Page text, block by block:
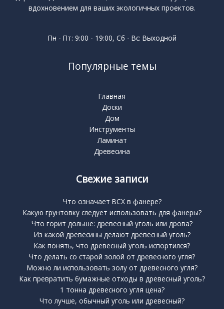
вдохновением для ваших экологичных проектов.
Пн - Пт: 9:00 - 19:00, Сб - Вс: Выходной
Популярные темы
Главная
Доски
Дом
Инструменты
Ламинат
Древесина
Свежие записи
Что означает BCX в фанере?
Какую грунтовку следует использовать для фанеры?
Что горит дольше: древесный уголь или дрова?
Из какой древесины делают древесный уголь?
Как понять, что древесный уголь испортился?
Что делать со старой золой от древесного угля?
Можно ли использовать золу от древесного угля?
Как превратить бумажные отходы в древесный уголь?
1 тонна древесного угля цена?
Что лучше, обычный уголь или древесный?